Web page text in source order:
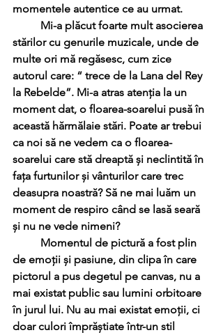
momentele autentice ce au urmat.
stărilor cu genurile muzicale, unde de
multe ori mă regăsesc, cum zice
autorul care: “ trece de la Lana del Rey
la Rebelde”. Mi-a atras atenția la un
moment dat, o floarea-soarelui pusă în
această hărmălaie stări. Poate ar trebui
ca noi să ne vedem ca o floarea-
soarelui care stă dreaptă și neclintită în
fața furtunilor și vânturilor care trec
deasupra noastră? Să ne mai luăm un
moment de respiro când se lasă seară
și nu ne vede nimeni?
de emoții și pasiune, din clipa în care
pictorul a pus degetul pe canvas, nu a
mai existat public sau lumini orbitoare
în jurul lui. Nu au mai existat emoții, ci
doar culori împrăștiate într-un stil